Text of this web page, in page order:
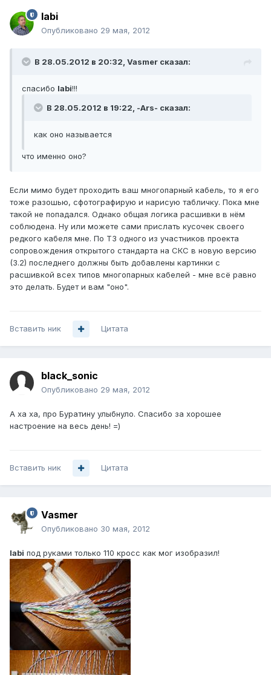
labi
Опубликовано 29 мая, 2012
В 28.05.2012 в 20:32, Vasmer сказал:
спасибо labi!!!
В 28.05.2012 в 19:22, -Ars- сказал:
как оно называется
что именно оно?
Если мимо будет проходить ваш многопарный кабель, то я его
тоже разошью, сфотографирую и нарисую табличку. Пока мне
такой не попадался. Однако общая логика расшивки в нём
соблюдена. Ну или можете сами прислать кусочек своего
редкого кабеля мне. По ТЗ одного из участников проекта
сопровождения открытого стандарта на СКС в новую версию
(3.2) последнего должны быть добавлены картинки с
расшивкой всех типов многопарных кабелей - мне всё равно
это делать. Будет и вам "оно".
Вставить ник Цитата
black_sonic
Опубликовано 29 мая, 2012
А ха ха, про Буратину улыбнуло. Спасибо за хорошее
настроение на весь день! =)
Вставить ник Цитата
Vasmer
Опубликовано 30 мая, 2012
labi под руками только 110 кросс как мог изобразил!